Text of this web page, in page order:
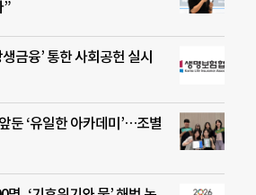
”
금융’ 통한 사회공헌 실시
둔 ‘유일한 아카데미’…조별